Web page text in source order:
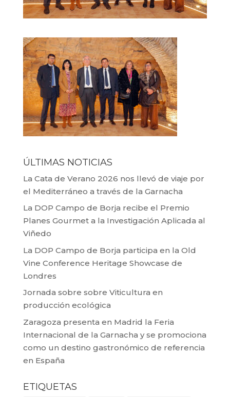
ÚLTIMAS NOTICIAS
La Cata de Verano 2026 nos llevó de viaje por
el Mediterráneo a través de la Garnacha
La DOP Campo de Borja recibe el Premio
Planes Gourmet a la Investigación Aplicada al
Viñedo
La DOP Campo de Borja participa en la Old
Vine Conference Heritage Showcase de
Londres
Jornada sobre sobre Viticultura en
producción ecológica
Zaragoza presenta en Madrid la Feria
Internacional de la Garnacha y se promociona
como un destino gastronómico de referencia
en España
ETIQUETAS